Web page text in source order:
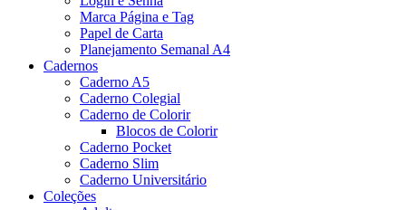
Marca Página e Tag
Papel de Carta
Planejamento Semanal A4
Cadernos
Caderno A5
Caderno Colegial
Caderno de Colorir
Blocos de Colorir
Caderno Pocket
Caderno Slim
Caderno Universitário
Coleções